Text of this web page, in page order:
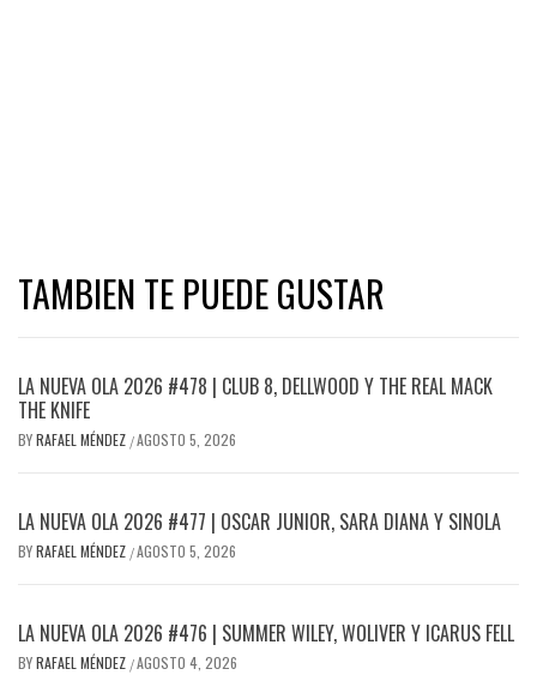
TAMBIEN TE PUEDE GUSTAR
LA NUEVA OLA 2026 #478 | CLUB 8, DELLWOOD Y THE REAL MACK
THE KNIFE
BYRAFAEL MÉNDEZ /AGOSTO 5, 2026
LA NUEVA OLA 2026 #477 | OSCAR JUNIOR, SARA DIANA Y SINOLA
BYRAFAEL MÉNDEZ /AGOSTO 5, 2026
LA NUEVA OLA 2026 #476 | SUMMER WILEY, WOLIVER Y ICARUS FELL
BYRAFAEL MÉNDEZ /AGOSTO 4, 2026